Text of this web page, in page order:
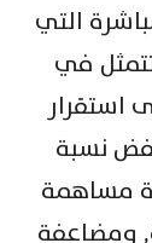
التي
في
استقرار
نسبة
مساهمة
ومضاعفة